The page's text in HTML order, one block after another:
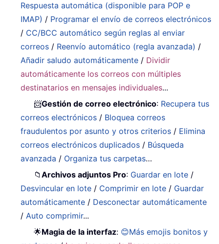
Respuesta automática (disponible para POP e
IMAP) / Programar el envío de correos electrónicos
/ CC/BCC automático según reglas al enviar
correos / Reenvío automático (regla avanzada) /
Añadir saludo automáticamente / Dividir
automáticamente los correos con múltiples
destinatarios en mensajes individuales...
📨Gestión de correo electrónico: Recupera tus
correos electrónicos / Bloquea correos
fraudulentos por asunto y otros criterios / Elimina
correos electrónicos duplicados / Búsqueda
avanzada / Organiza tus carpetas…
📁Archivos adjuntos Pro: Guardar en lote /
Desvincular en lote / Comprimir en lote / Guardar
automáticamente / Desconectar automáticamente
/Auto comprimir...
🌟Magia de la interfaz: 😊Más emojis bonitos y